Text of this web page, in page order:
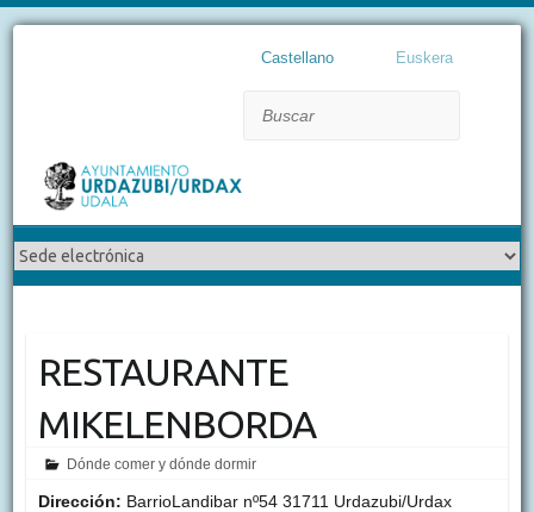
Castellano Euskera
RESTAURANTE
MIKELENBORDA
Dónde comer y dónde dormir
Dirección: BarrioLandibar nº54 31711 Urdazubi/Urdax